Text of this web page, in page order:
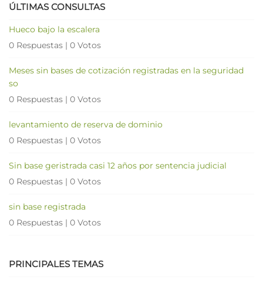
ÚLTIMAS CONSULTAS
Hueco bajo la escalera
0 Respuestas | 0 Votos
Meses sin bases de cotización registradas en la seguridad
so
0 Respuestas | 0 Votos
levantamiento de reserva de dominio
0 Respuestas | 0 Votos
Sin base geristrada casi 12 años por sentencia judicial
0 Respuestas | 0 Votos
sin base registrada
0 Respuestas | 0 Votos
PRINCIPALES TEMAS